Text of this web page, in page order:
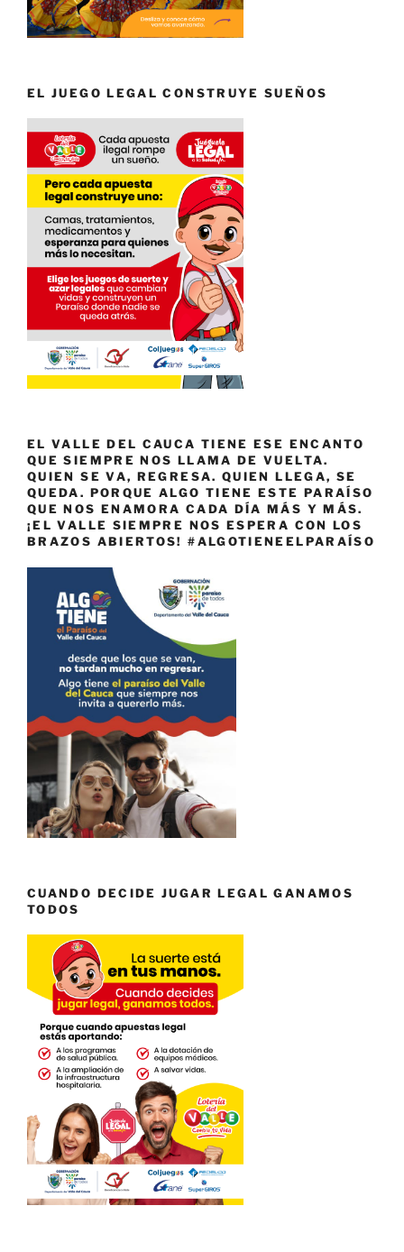
EL JUEGO LEGAL CONSTRUYE SUEÑOS
EL VALLE DEL CAUCA TIENE ESE ENCANTO
QUE SIEMPRE NOS LLAMA DE VUELTA.
QUIEN SE VA, REGRESA. QUIEN LLEGA, SE
QUEDA. PORQUE ALGO TIENE ESTE PARAÍSO
QUE NOS ENAMORA CADA DÍA MÁS Y MÁS.
¡EL VALLE SIEMPRE NOS ESPERA CON LOS
BRAZOS ABIERTOS! #ALGOTIENEELPARAÍSO
CUANDO DECIDE JUGAR LEGAL GANAMOS
TODOS